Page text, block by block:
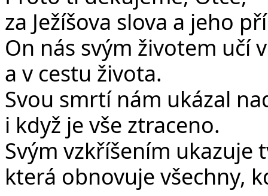
za Ježíšova slova a jeho
On nás svým životem učí
a v cestu života.
Svou smrtí nám ukázal
i když je vše ztraceno.
Svým vzkříšením ukazuje
která obnovuje všechny,